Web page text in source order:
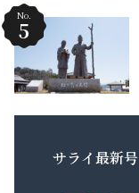
No.
サライ最新号